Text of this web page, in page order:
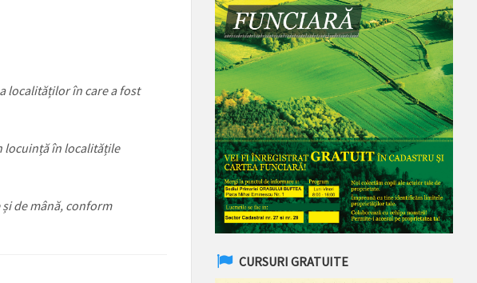
localităților în care a fost
locuință în localitățile
de mână, conform
CURSURI GRATUITE